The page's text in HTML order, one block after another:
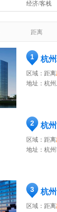
经济/客栈
距离
1 杭
区域：距离
地址： 杭
2 杭
区域：距离
地址： 杭
3 杭
区域：距离